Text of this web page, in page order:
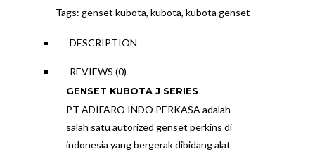
Tags: genset kubota, kubota, kubota genset
DESCRIPTION
REVIEWS (0)
GENSET KUBOTA J SERIES
PT ADIFARO INDO PERKASA adalah
salah satu autorized genset perkins di
indonesia yang bergerak dibidang alat